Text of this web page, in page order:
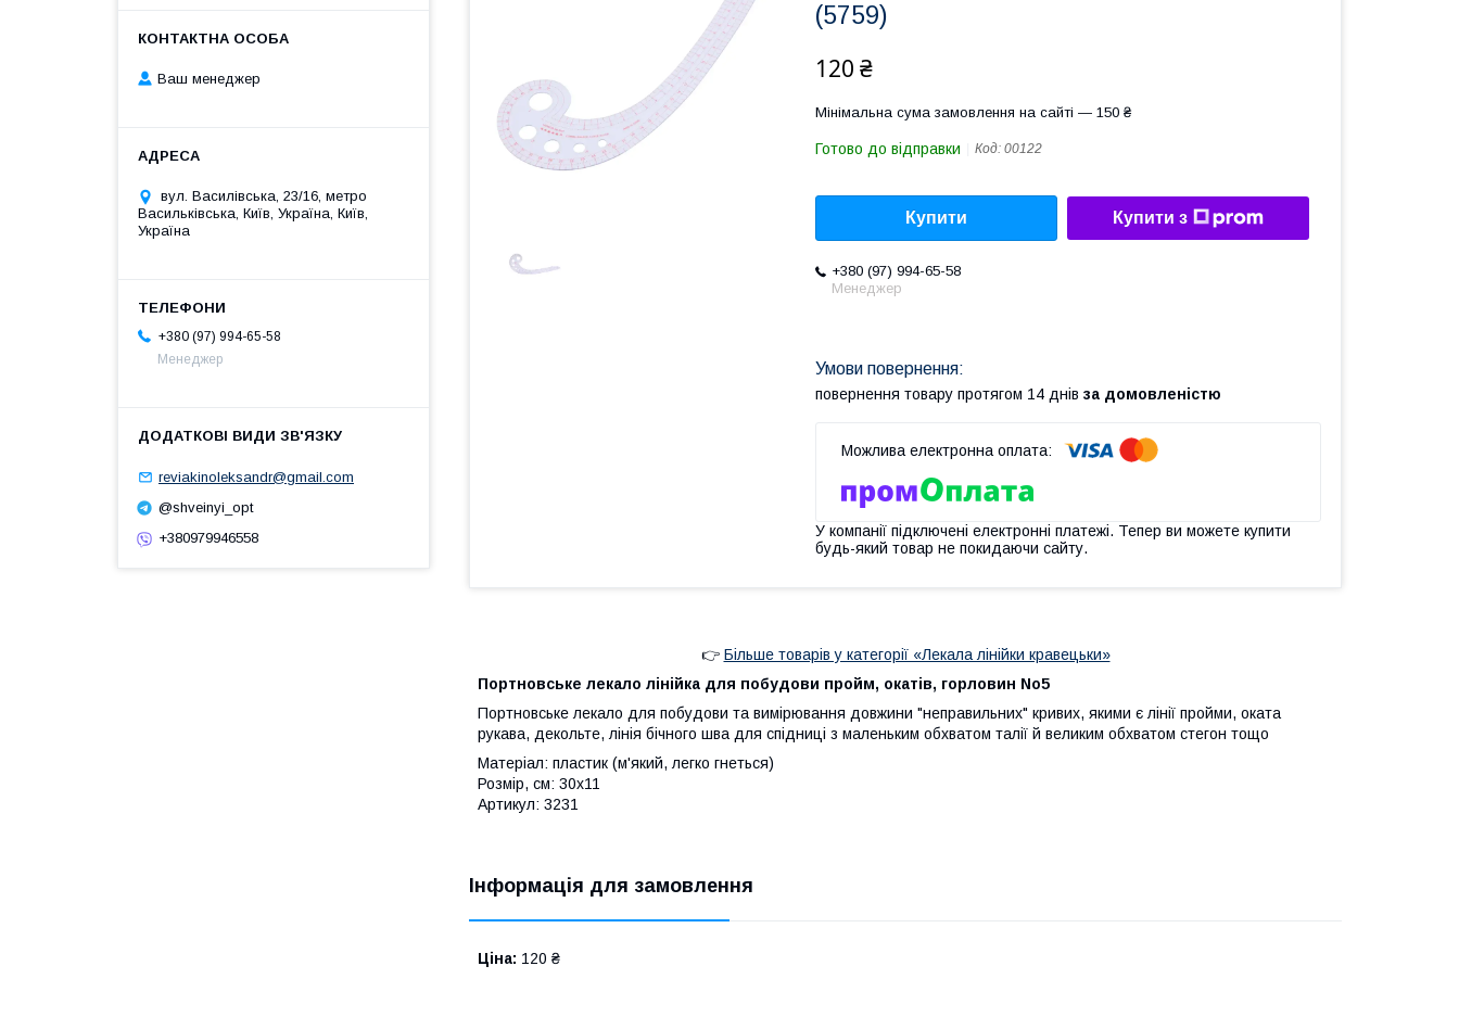
(5759)
120 ₴
Мінімальна сума замовлення на сайті — 150 ₴
Готово до відправки Код: 00122
Купити Купити з
+380 (97) 994-65-58
Менеджер
повернення товару протягом 14 днів за домовленістю
У компанії підключені електронні платежі. Тепер ви можете купити
будь-який товар не покидаючи сайту.
👉 Більше товарів у категорії «Лекала лінійки кравецьки»
Портновське лекало лінійка для побудови пройм, окатів, горловин No5
Портновське лекало для побудови та вимірювання довжини "неправильних" кривих, якими є лінії пройми, оката
рукава, декольте, лінія бічного шва для спідниці з маленьким обхватом талії й великим обхватом стегон тощо
Матеріал: пластик (м'який, легко гнеться)
Розмір, см: 30х11
Артикул: 3231
Інформація для замовлення
Ціна: 120 ₴
Ваш менеджер
вул. Василівська, 23/16, метро
Васильківська, Київ, Україна, Київ,
Україна
+380 (97) 994-65-58
Менеджер
reviakinoleksandr@gmail.com
@shveinyi_opt
+380979946558